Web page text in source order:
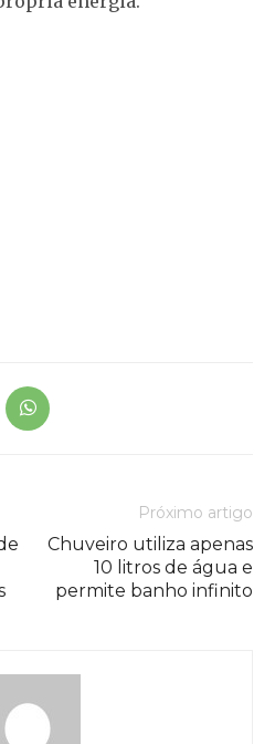
Próximo artigo
Chuveiro utiliza apenas
10 litros de água e
permite banho infinito